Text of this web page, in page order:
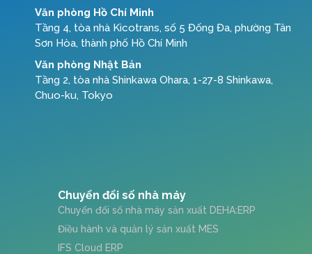
Văn phòng Hồ Chí Minh
Tầng 4, tòa nhà Kicotrans, số 5 Đống Đa, phường Tân
Sơn Hòa, thành phố Hồ Chí Minh
Văn phòng Nhật Bản
Tầng 2, tòa nhà Shinkawa Ohara, 1-27-8 Shinkawa,
Chuo-ku, Tokyo
Chuyển đổi số nhà máy
Chuyển đổi số nhà máy sản xuất DEHA:ERP
Điều hành và quản lý sản xuất MES
IFS Cloud ERP